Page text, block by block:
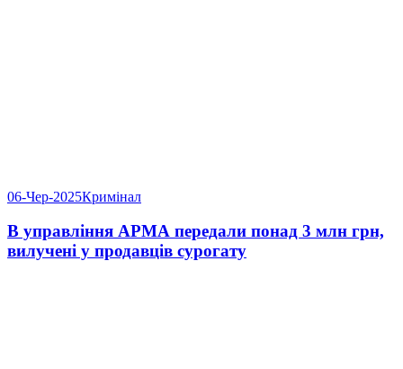
06-Чер-2025Кримінал
В управління АРМА передали понад 3 млн грн,
вилучені у продавців сурогату